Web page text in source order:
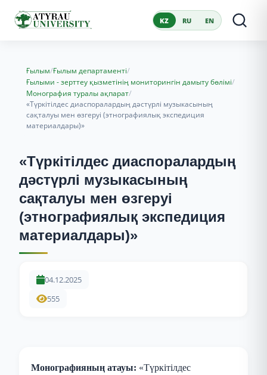
KZ RU EN
Ғылым/Ғылым департаменті/
Ғылыми - зерттеу қызметінің мониторингін дамыту бөлімі/
Монография туралы ақпарат/
«Түркітілдес диаспоралардың дәстүрлі музыкасының
сақталуы мен өзгеруі (этнографиялық экспедиция
материалдары)»
«Түркітілдес диаспоралардың
дәстүрлі музыкасының
сақталуы мен өзгеруі
(этнографиялық экспедиция
материалдары)»
04.12.2025
555
Монографияның атауы: «Түркітілдес